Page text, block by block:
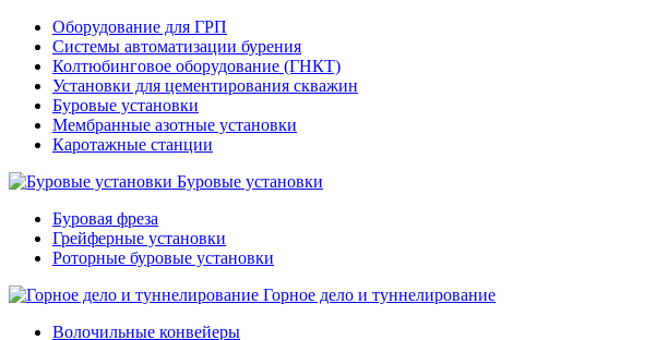
Оборудование для ГРП
Системы автоматизации бурения
Колтюбинговое оборудование (ГНКТ)
Установки для цементирования скважин
Буровые установки
Мембранные азотные установки
Каротажные станции
Буровые установки
Буровая фреза
Грейферные установки
Роторные буровые установки
Горное дело и туннелирование
Волочильные конвейеры